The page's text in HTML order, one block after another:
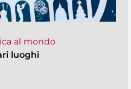
al mondo
luoghi